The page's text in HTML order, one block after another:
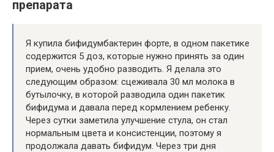
препарата
Я купила бифидумбактерин форте, в одном пакетике
содержится 5 доз, которые нужно принять за один
прием, очень удобно разводить. Я делала это
следующим образом: сцеживала 30 мл молока в
бутылочку, в которой разводила один пакетик
бифидума и давала перед кормлением ребенку.
Через сутки заметила улучшение стула, он стал
нормальным цвета и консистенции, поэтому я
продолжала давать бифидум. Через три дня